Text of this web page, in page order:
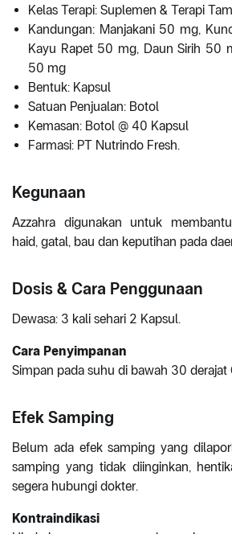
Kelas Terapi: Suplemen & Terapi
Kandungan: Manjakani 50 mg,
Kayu Rapet 50 mg, Daun Sirih 50
50 mg
Bentuk: Kapsul
Satuan Penjualan: Botol
Kemasan: Botol @ 40 Kapsul
Farmasi: PT Nutrindo Fresh.
Kegunaan
Azzahra digunakan untuk
haid, gatal, bau dan keputihan pada
Dosis & Cara Penggunaan
Dewasa: 3 kali sehari 2 Kapsul.
Cara Penyimpanan
Simpan pada suhu di bawah 30 derajat
Efek Samping
Belum ada efek samping yang
samping yang tidak diinginkan,
segera hubungi dokter.
Kontraindikasi